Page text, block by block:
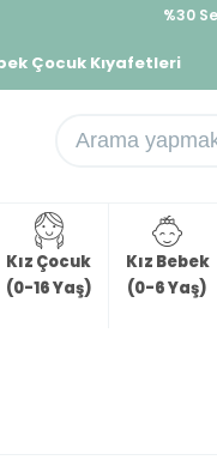
%30
Çocuk Kıyafetleri
Kız Çocuk
(0-16 Yaş)
Kız Bebek
(0-6 Yaş)